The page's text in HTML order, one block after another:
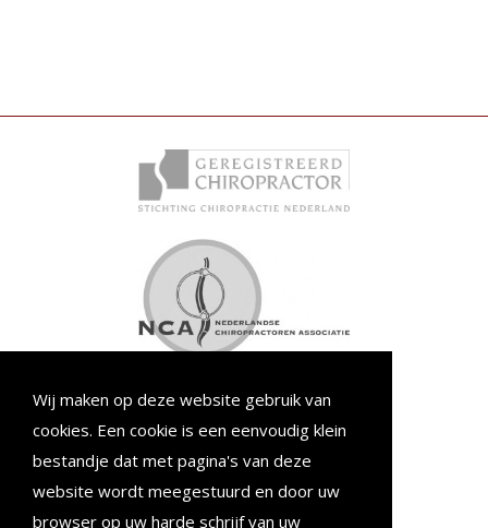
Wij maken op deze website gebruik van
cookies. Een cookie is een eenvoudig klein
bestandje dat met pagina's van deze
website wordt meegestuurd en door uw
browser op uw harde schrijf van uw
Emmastraat 5
7241 EH Lochem
Tel. 0573 25 77 22
info@chiropractielochem.nl